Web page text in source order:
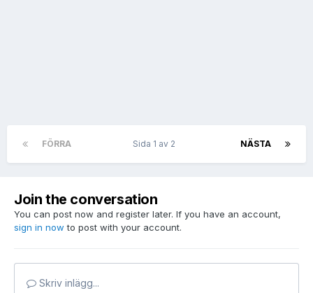
FÖRRA NÄSTA
Sida 1 av 2
Join the conversation
You can post now and register later. If you have an account,
sign in now to post with your account.
Skriv inlägg...